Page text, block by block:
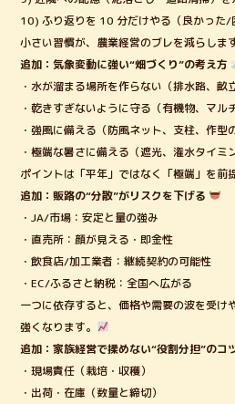
10) ふり返りを 10 分だけやる（良かった/
小さい習慣が、農業経営のブレを減らしま
追加：気象変動に強い“畑づくり”の考え方
・水が溜まる場所を作らない（排水路、畝
・乾きすぎないように守る（有機物、マル
・強風に備える（防風ネット、支柱、作型
・極端な暑さに備える（遮光、潅水タイミ
ポイントは「平年」ではなく「極端」を前
追加：販路の“分散”がリスクを下げる
・JA/市場：安定と量の強み
・直売所：顔が見える・即金性
・飲食店/加工業者：継続契約の可能性
・EC/ふるさと納税：全国へ広がる
一つに依存すると、価格や需要の波を受け
強くなります。
追加：家族経営で揉めない“役割分担”のコ
・現場責任（栽培・収穫）
・出荷・在庫（数量と締切）